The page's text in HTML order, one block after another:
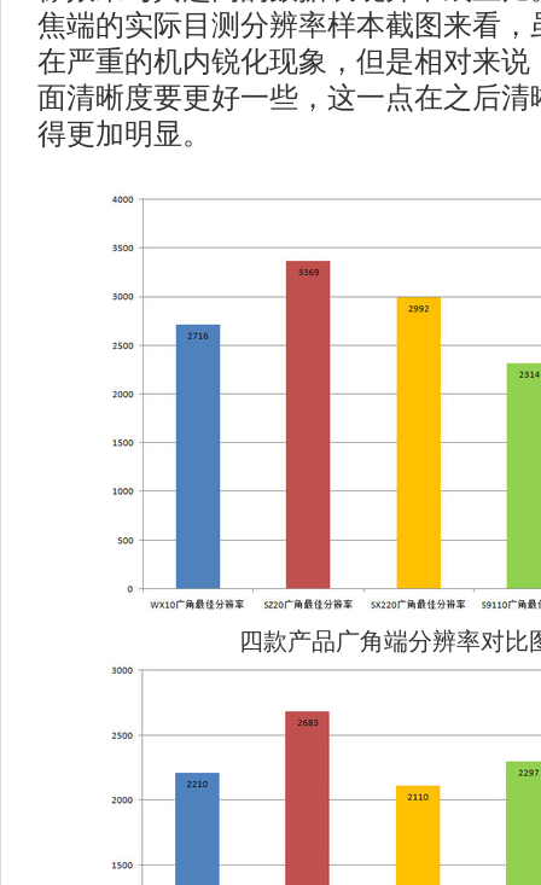
焦端的实际目测分辨率样本截图来看，
在严重的机内锐化现象，但是相对来说
面清晰度要更好一些，这一点在之后清
得更加明显。
四款产品广角端分辨率对比